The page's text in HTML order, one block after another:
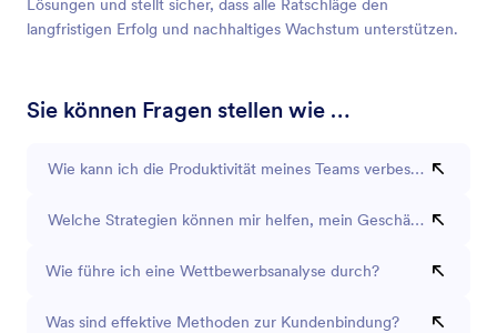
Lösungen und stellt sicher, dass alle Ratschläge den
langfristigen Erfolg und nachhaltiges Wachstum unterstützen.
Sie können Fragen stellen wie …
Wie kann ich die Produktivität meines Teams verbessern?
Welche Strategien können mir helfen, mein Geschäft
Wie führe ich eine Wettbewerbsanalyse durch?
Was sind effektive Methoden zur Kundenbindung?